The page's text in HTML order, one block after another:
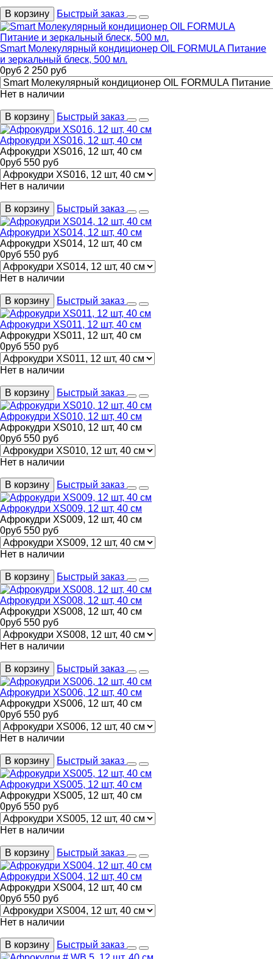
В корзину Быстрый заказ
Smart Молекулярный кондиционер OIL FORMULA Питание
и зеркальный блеск, 500 мл.
0руб 2 250 руб
Нет в наличии
В корзину Быстрый заказ
Афрокудри XS016, 12 шт, 40 см
Афрокудри XS016, 12 шт, 40 см
0руб 550 руб
Нет в наличии
В корзину Быстрый заказ
Афрокудри XS014, 12 шт, 40 см
Афрокудри XS014, 12 шт, 40 см
0руб 550 руб
Нет в наличии
В корзину Быстрый заказ
Афрокудри XS011, 12 шт, 40 см
Афрокудри XS011, 12 шт, 40 см
0руб 550 руб
Нет в наличии
В корзину Быстрый заказ
Афрокудри XS010, 12 шт, 40 см
Афрокудри XS010, 12 шт, 40 см
0руб 550 руб
Нет в наличии
В корзину Быстрый заказ
Афрокудри XS009, 12 шт, 40 см
Афрокудри XS009, 12 шт, 40 см
0руб 550 руб
Нет в наличии
В корзину Быстрый заказ
Афрокудри XS008, 12 шт, 40 см
Афрокудри XS008, 12 шт, 40 см
0руб 550 руб
Нет в наличии
В корзину Быстрый заказ
Афрокудри XS006, 12 шт, 40 см
Афрокудри XS006, 12 шт, 40 см
0руб 550 руб
Нет в наличии
В корзину Быстрый заказ
Афрокудри XS005, 12 шт, 40 см
Афрокудри XS005, 12 шт, 40 см
0руб 550 руб
Нет в наличии
В корзину Быстрый заказ
Афрокудри XS004, 12 шт, 40 см
Афрокудри XS004, 12 шт, 40 см
0руб 550 руб
Нет в наличии
В корзину Быстрый заказ